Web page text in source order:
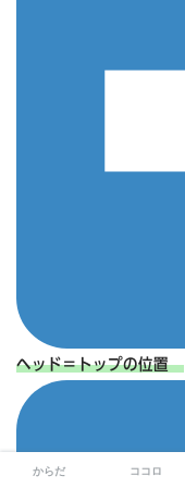
ヘッド＝トップの位置
からだ ココロ